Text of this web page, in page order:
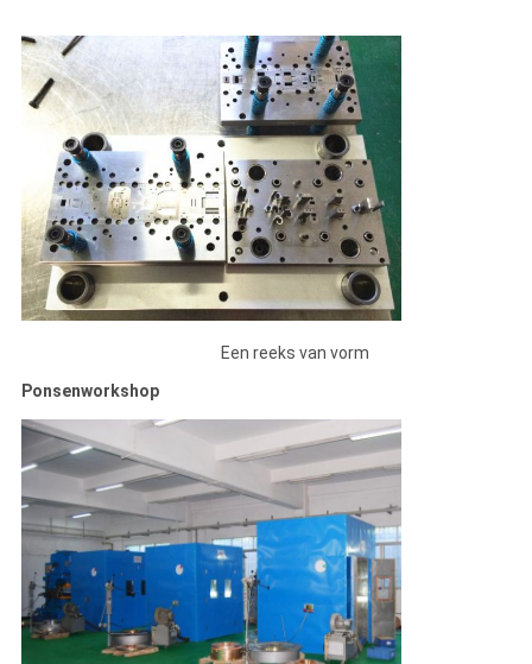
Een reeks van vorm
Ponsenworkshop